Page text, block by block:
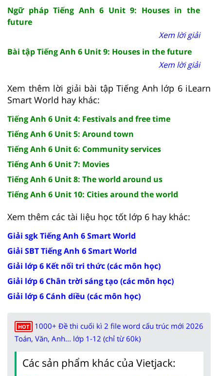
Ngữ pháp Tiếng Anh 6 Unit 9: Houses in the
future
Xem lời giải
Bài tập Tiếng Anh 6 Unit 9: Houses in the future
Xem lời giải
Xem thêm lời giải bài tập Tiếng Anh lớp 6 iLearn
Smart World hay khác:
Tiếng Anh 6 Unit 4: Festivals and free time
Tiếng Anh 6 Unit 5: Around town
Tiếng Anh 6 Unit 6: Community services
Tiếng Anh 6 Unit 7: Movies
Tiếng Anh 6 Unit 8: The world around us
Tiếng Anh 6 Unit 10: Cities around the world
Xem thêm các tài liệu học tốt lớp 6 hay khác:
Giải sgk Tiếng Anh 6 Smart World
Giải SBT Tiếng Anh 6 Smart World
Giải lớp 6 Kết nối tri thức (các môn học)
Giải lớp 6 Chân trời sáng tạo (các môn học)
Giải lớp 6 Cánh diều (các môn học)
HOT
1000+ Đề thi cuối kì 2 file word cấu trúc mới 2026
Toán, Văn, Anh... lớp 1-12 (chỉ từ 60k)
Các sản phẩm khác của Vietjack: